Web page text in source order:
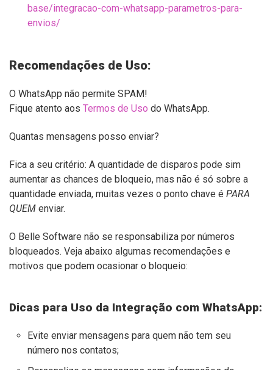
base/integracao-com-whatsapp-parametros-para-
envios/
Recomendações de Uso:
O WhatsApp não permite SPAM!
Fique atento aos Termos de Uso do WhatsApp.
Quantas mensagens posso enviar?
Fica a seu critério: A quantidade de disparos pode sim
aumentar as chances de bloqueio, mas não é só sobre a
quantidade enviada, muitas vezes o ponto chave é PARA
QUEM enviar.
O Belle Software não se responsabiliza por números
bloqueados. Veja abaixo algumas recomendações e
motivos que podem ocasionar o bloqueio:
Dicas para Uso da Integração com WhatsApp:
Evite enviar mensagens para quem não tem seu
número nos contatos;